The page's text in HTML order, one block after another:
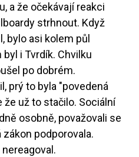
a že očekávají reakci
strhnout. Když
bylo asi kolem půl
i Tvrdík. Chvilku
po dobrém.
prý to byla "povedená
už to stačilo. Sociální
osobně, považovali se
podporovala.